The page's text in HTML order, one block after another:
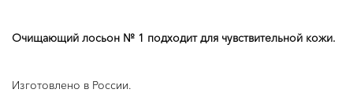
Очищающий лосьон № 1 подходит для чувствительной кожи.
Изготовлено в России.